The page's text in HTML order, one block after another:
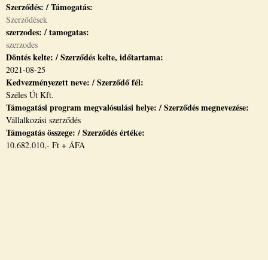
Szerződés: / Támogatás:
Szerződések
szerzodes: / tamogatas:
szerzodes
Döntés kelte: / Szerződés kelte, időtartama:
2021-08-25
Kedvezményezett neve: / Szerződő fél:
Széles Út Kft.
Támogatási program megvalósulási helye: / Szerződés megnevezése:
Vállalkozási szerződés
Támogatás összege: / Szerződés értéke:
10.682.010,- Ft + ÁFA